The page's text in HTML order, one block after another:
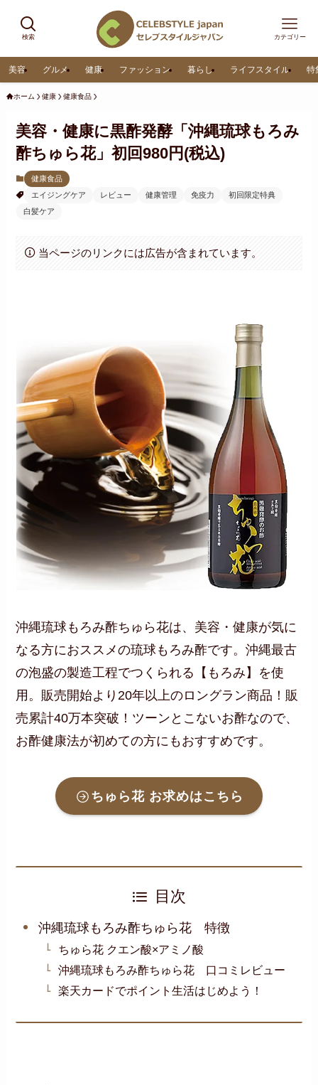
検索 カテゴリー
美容 グルメ 健康 ファッション 暮らし ライフスタイル 特
ホーム 健康 健康食品
美容・健康に黒酢発酵「沖縄琉球もろみ
酢ちゅら花」初回980円(税込)
健康食品
エイジングケア
レビュー 健康管理 免疫力
初回限定特典
白髪ケア
当ページのリンクには広告が含まれています。
沖縄琉球もろみ酢ちゅら花は、美容・健康が気に
なる方におススメの琉球もろみ酢です。沖縄最古
の泡盛の製造工程でつくられる【もろみ】を使
用。販売開始より20年以上のロングラン商品！販
売累計40万本突破！ツーンとこないお酢なので、
お酢健康法が初めての方にもおすすめです。
ちゅら花お求めはこちら
目次
沖縄琉球もろみ酢ちゅら花 特徴
ちゅら花 クエン酸×アミノ酸
沖縄琉球もろみ酢ちゅら花 口コミレビュー
楽天カードでポイント生活はじめよう！